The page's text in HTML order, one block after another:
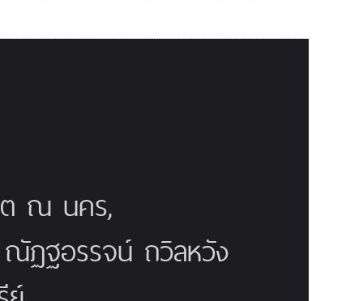
ต ณ นคร,
ฏฐอรรจน์ ถวิลหวัง